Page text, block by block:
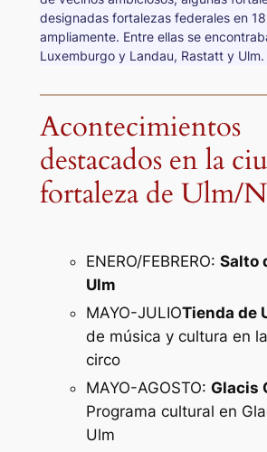
designadas fortalezas federales en
ampliamente. Entre ellas se
Luxemburgo y Landau, Rastatt y Ulm.
Acontecimientos
destacados en la
fortaleza de Ulm/
ENERO/FEBRERO: Salto
Ulm
MAYO-JULIOTienda de
de música y cultura en
circo
MAYO-AGOSTO: Glacis
Programa cultural en
Ulm